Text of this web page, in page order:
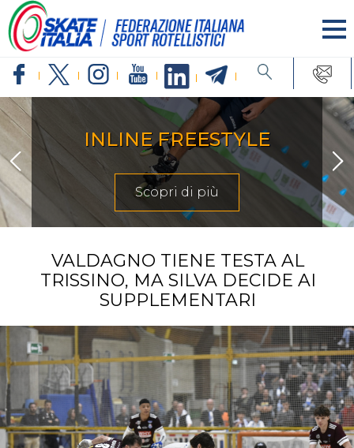
INLINE FREESTYLE
Scopri di più
VALDAGNO TIENE TESTA AL
TRISSINO, MA SILVA DECIDE AI
SUPPLEMENTARI